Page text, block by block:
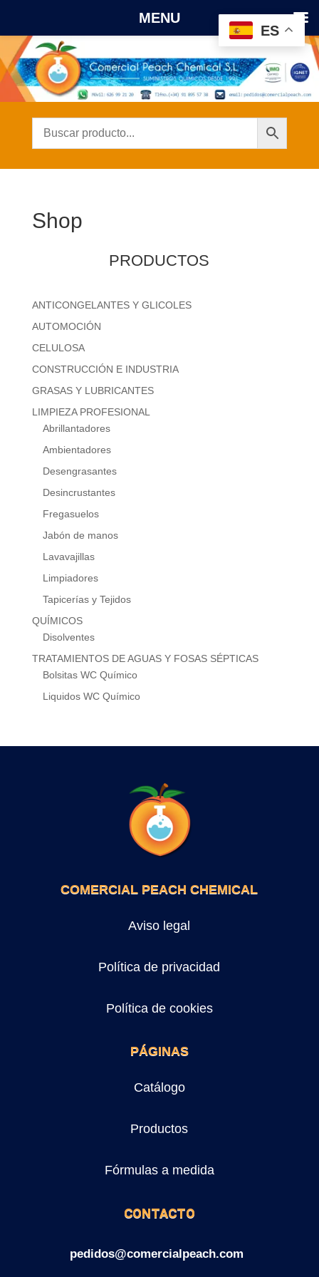
Shop
PRODUCTOS
ANTICONGELANTES Y GLICOLES
AUTOMOCIÓN
CELULOSA
CONSTRUCCIÓN E INDUSTRIA
GRASAS Y LUBRICANTES
LIMPIEZA PROFESIONAL
Abrillantadores
Ambientadores
Desengrasantes
Desincrustantes
Fregasuelos
Jabón de manos
Lavavajillas
Limpiadores
Tapicerías y Tejidos
QUÍMICOS
Disolventes
TRATAMIENTOS DE AGUAS Y FOSAS SÉPTICAS
Bolsitas WC Químico
Liquidos WC Químico
COMERCIAL PEACH CHEMICAL
Aviso legal
Política de privacidad
Política de cookies
PÁGINAS
Catálogo
Productos
Fórmulas a medida
CONTACTO
pedidos@comercialpeach.com
ES
MENU